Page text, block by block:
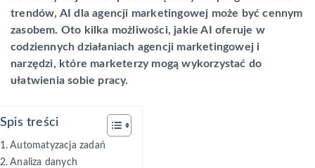
trendów, AI dla agencji marketingowej może być cennym
zasobem. Oto kilka możliwości, jakie AI oferuje w
codziennych działaniach agencji marketingowej i
narzędzi, które marketerzy mogą wykorzystać do
ułatwienia sobie pracy.
Spis treści
Automatyzacja zadań
Analiza danych